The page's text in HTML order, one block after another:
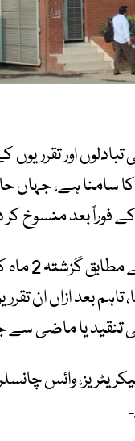
اور تقرریوں
سامنا ہے، جہاں
فوراً بعد منسوخ
بعد ازاں ان
یا ماضی سے
وائس